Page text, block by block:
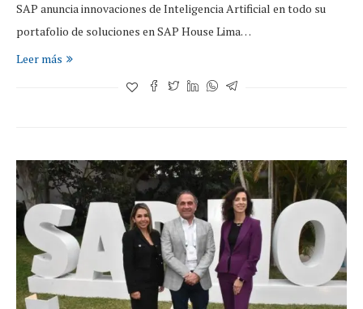
SAP anuncia innovaciones de Inteligencia Artificial en todo su
portafolio de soluciones en SAP House Lima…
Leer más